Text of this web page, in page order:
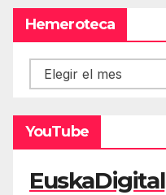
Hemeroteca
Hemeroteca
YouTube
EuskaDigital